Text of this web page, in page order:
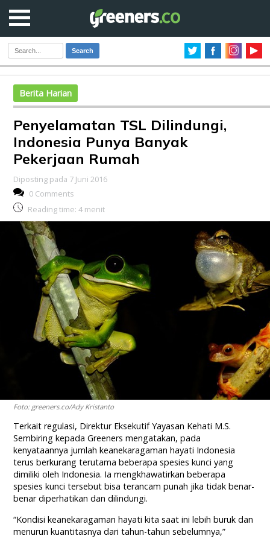
Search
Berita Harian
Penyelamatan TSL Dilindungi,
Indonesia Punya Banyak
Pekerjaan Rumah
Diposting pada 7 Juni 2016
0 Comments
Reading time: 4 menit
Foto: greeners.co/Ady Kristanto
Terkait regulasi, Direktur Eksekutif Yayasan Kehati M.S.
Sembiring kepada Greeners mengatakan, pada
kenyataannya jumlah keanekaragaman hayati Indonesia
terus berkurang terutama beberapa spesies kunci yang
dimiliki oleh Indonesia. Ia mengkhawatirkan beberapa
spesies kunci tersebut bisa terancam punah jika tidak benar-
benar diperhatikan dan dilindungi.
“Kondisi keanekaragaman hayati kita saat ini lebih buruk dan
menurun kuantitasnya dari tahun-tahun sebelumnya,”